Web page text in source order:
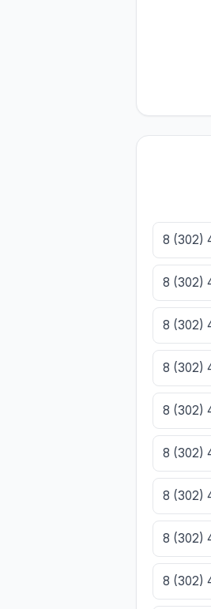
8 (302)
8 (302)
8 (302)
8 (302)
8 (302)
8 (302)
8 (302)
8 (302)
8 (302)